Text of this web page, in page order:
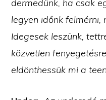
dermedünk, ha csak
legyen időnk felmérni,
Idegesek leszünk,
közvetlen
eldönthessük mi a